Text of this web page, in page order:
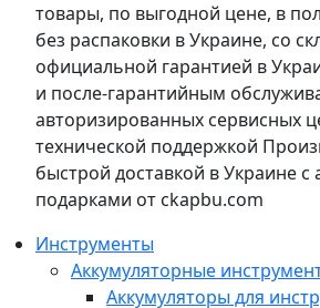
товары, по выгодной цене, в
без распаковки в Украине, со
официальной гарантией в
и после-гарантийным
авторизированных сервисных
технической поддержкой
быстрой доставкой в Украине с
подарками от ckapbu.com
Инструменты
Аккумуляторные
Аккумуляторы для